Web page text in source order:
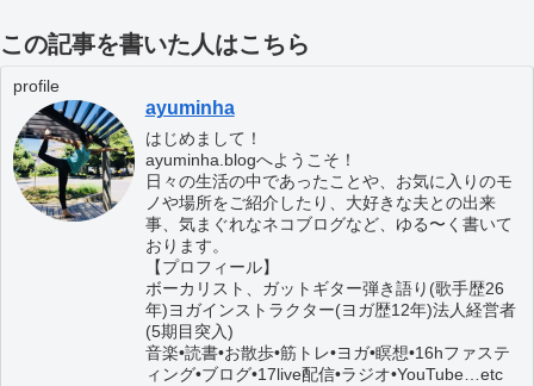
この記事を書いた人はこちら
profile
ayuminha
はじめまして！
ayuminha.blogへようこそ！
日々の生活の中であったことや、お気に入りのモ
ノや場所をご紹介したり、大好きな夫との出来
事、気まぐれなネコブログなど、ゆる〜く書いて
おります。
【プロフィール】
ボーカリスト、ガットギター弾き語り(歌手歴26
年)ヨガインストラクター(ヨガ歴12年)法人経営者
(5期目突入)
音楽•読書•お散歩•筋トレ•ヨガ•瞑想•16hファステ
ィング•ブログ•17live配信•ラジオ•YouTube…etc